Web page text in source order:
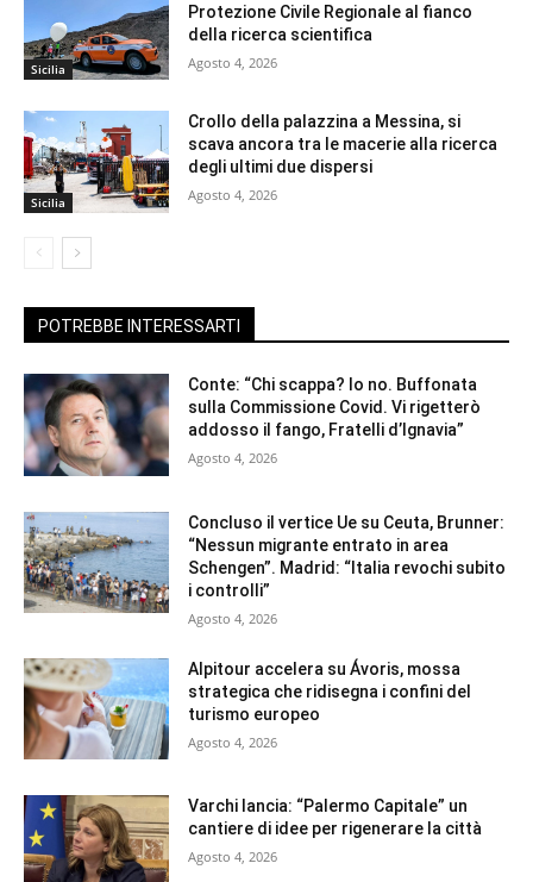
Sicilia
Protezione Civile Regionale al fianco
della ricerca scientifica
Agosto 4, 2026
Sicilia
Crollo della palazzina a Messina, si
scava ancora tra le macerie alla ricerca
degli ultimi due dispersi
Agosto 4, 2026
POTREBBE INTERESSARTI
Conte: “Chi scappa? Io no. Buffonata
sulla Commissione Covid. Vi rigetterò
addosso il fango, Fratelli d’Ignavia”
Agosto 4, 2026
Concluso il vertice Ue su Ceuta, Brunner:
“Nessun migrante entrato in area
Schengen”. Madrid: “Italia revochi subito
i controlli”
Agosto 4, 2026
Alpitour accelera su Ávoris, mossa
strategica che ridisegna i confini del
turismo europeo
Agosto 4, 2026
Varchi lancia: “Palermo Capitale” un
cantiere di idee per rigenerare la città
Agosto 4, 2026